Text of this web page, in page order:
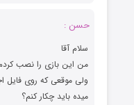
حسن :
سلام آقا
من این بازی را نصب
ولی موقعی که روی فایل
میده باید چکار کنم؟